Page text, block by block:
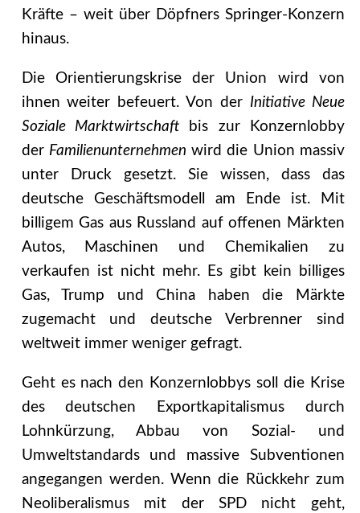
Kräfte – weit über Döpfners Springer-Konzern
hinaus.
Die Orientierungskrise der Union wird von
ihnen weiter befeuert. Von der Initiative Neue
Soziale Marktwirtschaftbis zur Konzernlobby
der Familienunternehmen wird die Union massiv
unter Druck gesetzt. Sie wissen, dass das
deutsche Geschäftsmodell am Ende ist. Mit
billigem Gas aus Russland auf offenen Märkten
Autos, Maschinen und Chemikalien zu
verkaufen ist nicht mehr. Es gibt kein billiges
Gas, Trump und China haben die Märkte
zugemacht und deutsche Verbrenner sind
weltweit immer weniger gefragt.
Geht es nach den Konzernlobbys soll die Krise
des deutschen Exportkapitalismus durch
Lohnkürzung, Abbau von Sozial- und
Umweltstandards und massive Subventionen
angegangen werden. Wenn die Rückkehr zum
Neoliberalismus mit der SPD nicht geht,